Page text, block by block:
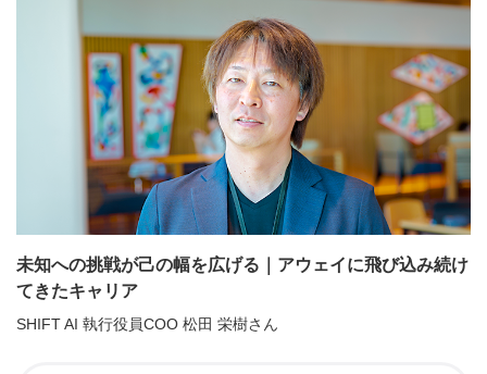
未知への挑戦が己の幅を広げる｜アウェイに飛び込み続け
てきたキャリア
SHIFT AI 執行役員COO 松田 栄樹さん